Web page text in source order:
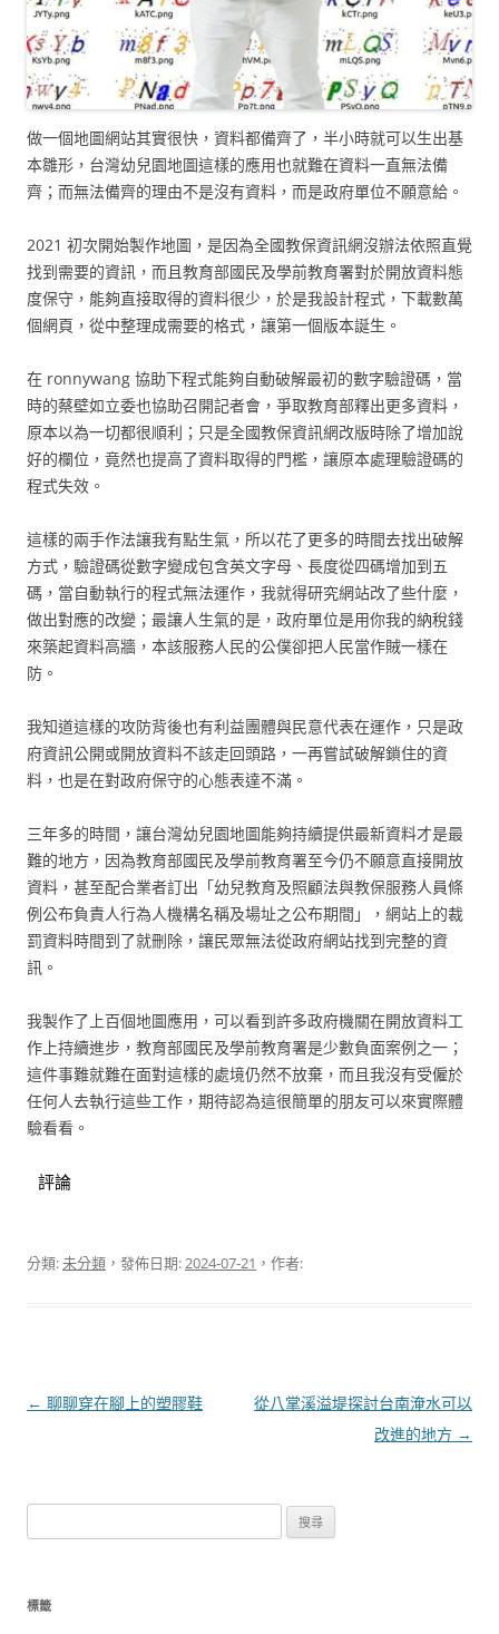
做一個地圖網站其實很快，資料都備齊了，半小時就可以生出基
本雛形，台灣幼兒園地圖這樣的應用也就難在資料一直無法備
齊；而無法備齊的理由不是沒有資料，而是政府單位不願意給。
2021 初次開始製作地圖，是因為全國教保資訊網沒辦法依照直覺
找到需要的資訊，而且教育部國民及學前教育署對於開放資料態
度保守，能夠直接取得的資料很少，於是我設計程式，下載數萬
個網頁，從中整理成需要的格式，讓第一個版本誕生。
在 ronnywang 協助下程式能夠自動破解最初的數字驗證碼，當
時的蔡壁如立委也協助召開記者會，爭取教育部釋出更多資料，
原本以為一切都很順利；只是全國教保資訊網改版時除了增加說
好的欄位，竟然也提高了資料取得的門檻，讓原本處理驗證碼的
程式失效。
這樣的兩手作法讓我有點生氣，所以花了更多的時間去找出破解
方式，驗證碼從數字變成包含英文字母、長度從四碼增加到五
碼，當自動執行的程式無法運作，我就得研究網站改了些什麼，
做出對應的改變；最讓人生氣的是，政府單位是用你我的納稅錢
來築起資料高牆，本該服務人民的公僕卻把人民當作賊一樣在
防。
我知道這樣的攻防背後也有利益團體與民意代表在運作，只是政
府資訊公開或開放資料不該走回頭路，一再嘗試破解鎖住的資
料，也是在對政府保守的心態表達不滿。
三年多的時間，讓台灣幼兒園地圖能夠持續提供最新資料才是最
難的地方，因為教育部國民及學前教育署至今仍不願意直接開放
資料，甚至配合業者訂出「幼兒教育及照顧法與教保服務人員條
例公布負責人行為人機構名稱及場址之公布期間」，網站上的裁
罰資料時間到了就刪除，讓民眾無法從政府網站找到完整的資
訊。
我製作了上百個地圖應用，可以看到許多政府機關在開放資料工
作上持續進步，教育部國民及學前教育署是少數負面案例之一；
這件事難就難在面對這樣的處境仍然不放棄，而且我沒有受僱於
任何人去執行這些工作，期待認為這很簡單的朋友可以來實際體
驗看看。
評論
分類:未分類 ，發佈日期:2024-07-21 ，作者:
文
← 聊聊穿在腳上的塑膠鞋
從八掌溪溢堤探討台南淹水可以
改進的地方 →
尋
鍵
標籤